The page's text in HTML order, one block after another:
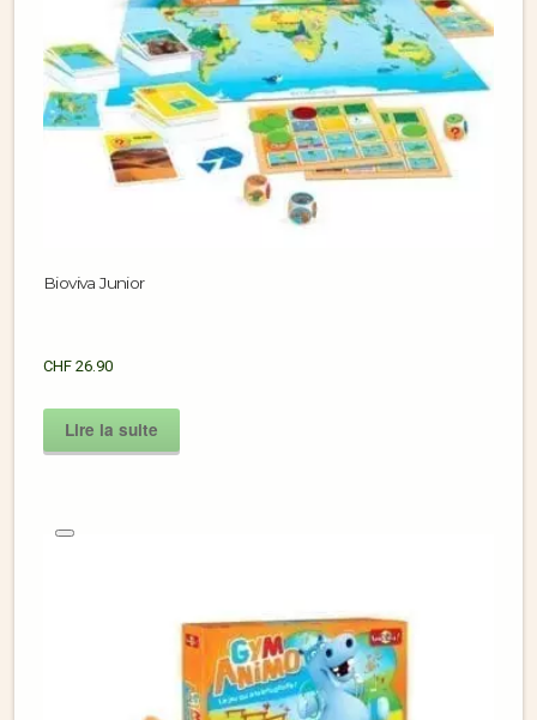
Bioviva Junior
CHF 26.90
Lire la suite